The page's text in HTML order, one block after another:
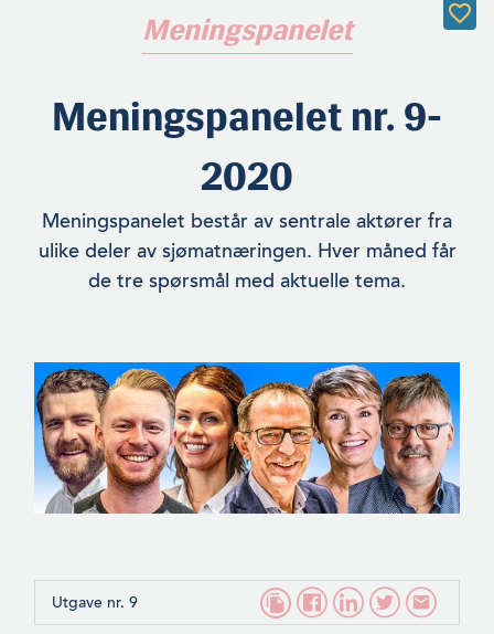
Meningspanelet
Meningspanelet nr. 9-
2020
Meningspanelet består av sentrale aktører fra
ulike deler av sjømatnæringen. Hver måned får
de tre spørsmål med aktuelle tema.
Utgave nr. 9